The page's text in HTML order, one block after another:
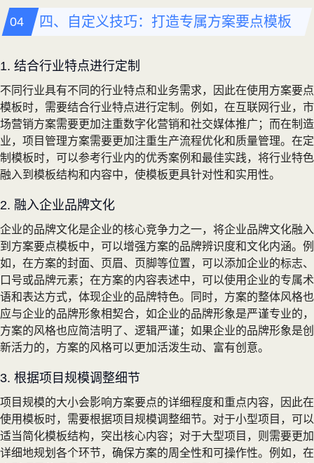
四、自定义技巧：打造专属方案要点模板
1. 结合行业特点进行定制
不同行业具有不同的行业特点和业务需求，因此在使用方案要点
模板时，需要结合行业特点进行定制。例如，在互联网行业，市
场营销方案需要更加注重数字化营销和社交媒体推广；而在制造
业，项目管理方案需要更加注重生产流程优化和质量管理。在定
制模板时，可以参考行业内的优秀案例和最佳实践，将行业特色
融入到模板结构和内容中，使模板更具针对性和实用性。
2. 融入企业品牌文化
企业的品牌文化是企业的核心竞争力之一，将企业品牌文化融入
到方案要点模板中，可以增强方案的品牌辨识度和文化内涵。例
如，在方案的封面、页眉、页脚等位置，可以添加企业的标志、
口号或品牌元素；在方案的内容表述中，可以使用企业的专属术
语和表达方式，体现企业的品牌特色。同时，方案的整体风格也
应与企业的品牌形象相契合，如企业的品牌形象是严谨专业的，
方案的风格也应简洁明了、逻辑严谨；如果企业的品牌形象是创
新活力的，方案的风格可以更加活泼生动、富有创意。
3. 根据项目规模调整细节
项目规模的大小会影响方案要点的详细程度和重点内容，因此在
使用模板时，需要根据项目规模调整细节。对于小型项目，可以
适当简化模板结构，突出核心内容；对于大型项目，则需要更加
详细地规划各个环节，确保方案的周全性和可操作性。例如，在